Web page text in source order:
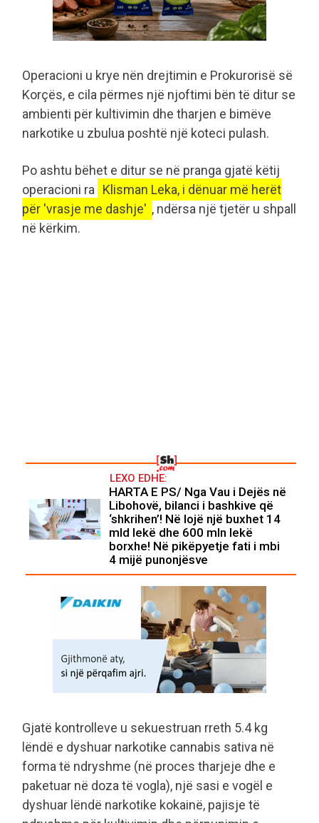
Operacioni u krye nën drejtimin e Prokurorisë së
Korçës, e cila përmes një njoftimi bën të ditur se
ambienti për kultivimin dhe tharjen e bimëve
narkotike u zbulua poshtë një koteci pulash.
Po ashtu bëhet e ditur se në pranga gjatë këtij
operacioni ra Klisman Leka, i dënuar më herët
për 'vrasje me dashje' , ndërsa një tjetër u shpall
në kërkim.
LEXO EDHE:
HARTA E PS/ Nga Vau i Dejës në
Libohovë, bilanci i bashkive që
‘shkrihen’! Në lojë një buxhet 14
mld lekë dhe 600 mln lekë
borxhe! Në pikëpyetje fati i mbi
4 mijë punonjësve
Gjatë kontrolleve u sekuestruan rreth 5.4 kg
lëndë e dyshuar narkotike cannabis sativa në
forma të ndryshme (në proces tharjeje dhe e
paketuar në doza të vogla), një sasi e vogël e
dyshuar lëndë narkotike kokainë, pajisje të